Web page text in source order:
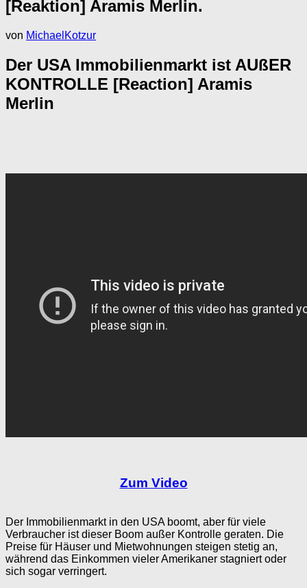
[Reaktion] Aramis Merlin.
von MichaelKotzur
Der USA Immobilienmarkt ist AUßER
KONTROLLE [Reaction] Aramis
Merlin
Zum Video
Der Immobilienmarkt in den USA boomt, aber für viele
Verbraucher ist dieser Boom außer Kontrolle geraten. Die
Preise für Häuser und Mietwohnungen steigen stetig an,
während das Einkommen vieler Amerikaner stagniert oder
sich sogar verringert.